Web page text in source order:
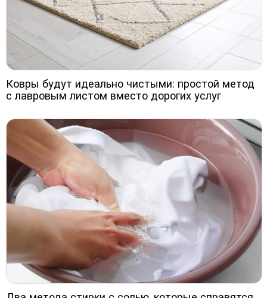
Ковры будут идеально чистыми: простой метод
с лавровым листом вместо дорогих услуг